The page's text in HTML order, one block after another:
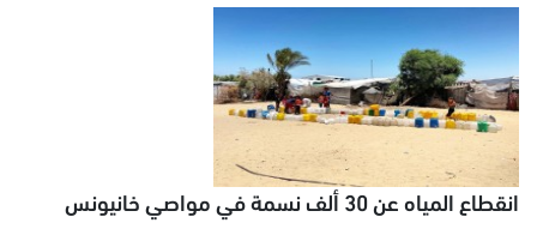
انقطاع المياه عن 30 ألف نسمة في مواصي خانيونس